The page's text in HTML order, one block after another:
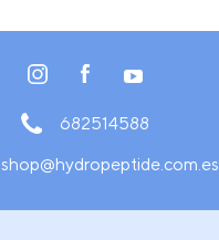
682514588
shop@hydropeptide.com.es